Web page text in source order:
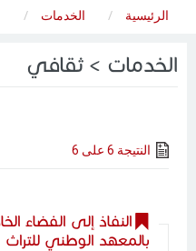
الرئيسية الخدمات
الخدمات > ثقافي
النتيجة 6 على 6
النفاذ إلى الفضاء
بالمعهد الوطني للتراث